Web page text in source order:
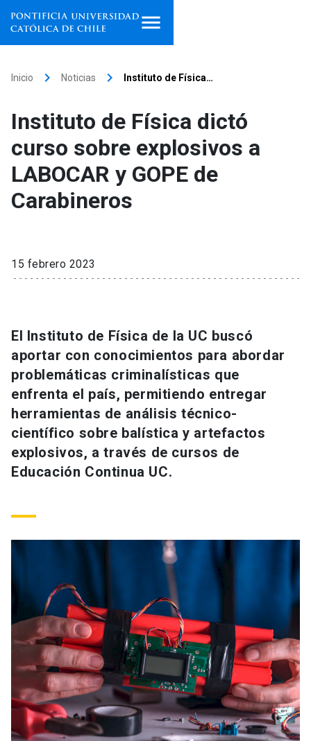
Facultades, escuelas e
institutos
Investigación
Información para keyboard_arrow_down
Futuros estudiantes
Estudiantes
Académicos
Vecinos
Go to english site launch
ACCESOS DIRECTOS
Admisión launch
Correo UC
Donaciones launch
Inicio keyboard_arrow_right Noticias keyboard_arrow_right Instituto de Física…
Instituto de Física dictó
curso sobre explosivos a
LABOCAR y GOPE de
Carabineros
15 febrero 2023
El Instituto de Física de la UC buscó
aportar con conocimientos para abordar
problemáticas criminalísticas que
enfrenta el país, permitiendo entregar
herramientas de análisis técnico-
científico sobre balística y artefactos
explosivos, a través de cursos de
Educación Continua UC.